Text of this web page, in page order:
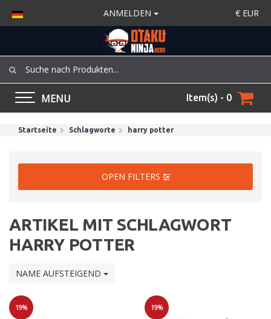
ANMELDEN € EUR
MENU Item(s) - 0
Startseite Schlagworte harry potter
OPEN FILTERS
ARTIKEL MIT SCHLAGWORT
HARRY POTTER
NAME AUFSTEIGEND
19% 19%